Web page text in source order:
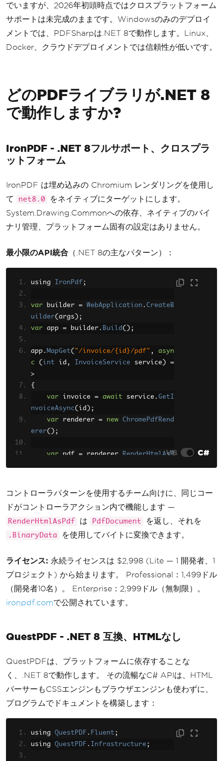
でいますが、2026年初頭時点ではクロスプラットフォーム
サポートは未完成のままです。Windowsのみのデプロイ
メントでは、PDFSharpは.NET 8で動作します。Linux、
Docker、クラウドデプロイメントでは信頼性が低いです。
どのPDFライブラリが.NET 8
で動作しますか?
IronPDF - .NET 8フルサポート、クロスプラ
ットフォーム
IronPDF は埋め込みの Chromium レンダリングを使用し
て
net8.0
をネイティブにターゲットにします。
System.Drawing.Commonへの依存、ネイティブのバイ
ナリ管理、プラットフォーム固有の設定はありません。
最小限のAPI統合 （.NET 8の主なパターン）：
using IronPdf ;
var builder = WebApplication . CreateB
uilder( args );
var app = builder . Build ();
app . MapGet( "/invoice/{id}/pdf" ,
asyn
c
( int id , InvoiceService service )
=
>
{
var invoice = await service . GetI
nvoiceAsync( id );
var renderer = new
ChromePdfRend
erer();
var pdf = renderer
RenderHtmlAsP
return Results .File pdf
BinaryDa
d}.pdf"
);
});
VB C#
コントローラパターンを使用するチーム向けに、同じコー
ドがコントローラアクション内で機能します —
RenderHtmlAsPdf は PdfDocument を返し、それを
.BinaryData を使用してバイトに変換できます。
ライセンス: 永続ライセンスは $2,998 (Lite — 1 開発者、1
プロジェクト) から始まります。 Professional：1,499ドル
（開発者10名）。 Enterprise：2,999ドル（無制限）。
ironpdf.comで公開されています。
QuestPDF - .NET 8 互換、HTMLなし
QuestPDFは、プラットフォームに依存することな
く、.NET 8で動作します。 その流暢なC# APIは、HTML
パーサーもCSSエンジンもブラウザエンジンも使わずに、
プログラムでドキュメントを構築します：
using QuestPDF . Fluent ;
using QuestPDF . Infrastructure ;